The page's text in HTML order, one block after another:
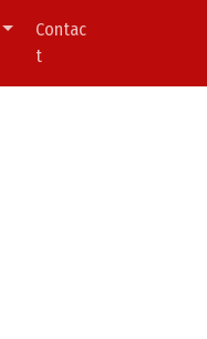
Contac
t